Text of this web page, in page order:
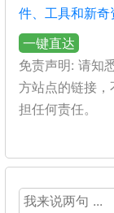
件、工具和新奇
一键直达
免责声明: 请知
方站点的链接
担任何责任。